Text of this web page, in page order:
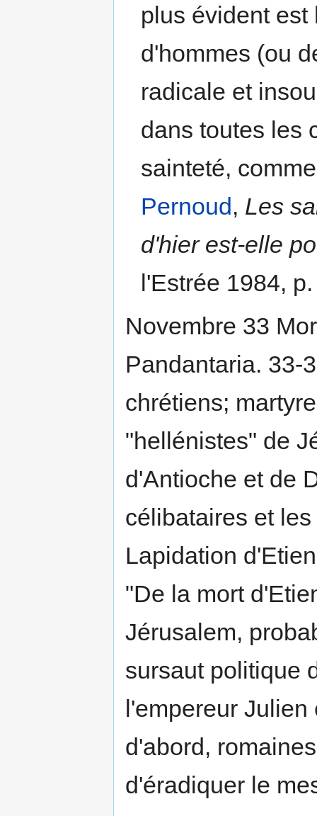
plus évident
d'hommes (ou
radicale et
dans toutes les
sainteté,
Pernoud, Les
d'hier est-elle
l'Estrée 1984,
Novembre 33
Pandantaria. 33-
chrétiens;
"hellénistes" de
d'Antioche et de
célibataires et
Lapidation
"De la mort
Jérusalem,
sursaut politique
l'empereur
d'abord,
d'éradiquer le